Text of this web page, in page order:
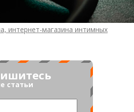
интернет-магазина интимных
статьи